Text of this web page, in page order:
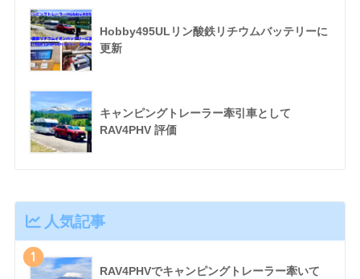
Hobby495ULリン酸鉄リチウムバッテリーに
更新
キャンピングトレーラー牽引車として
RAV4PHV 評価
人気記事
1
RAV4PHVでキャンピングトレーラー牽いて